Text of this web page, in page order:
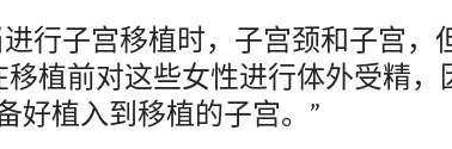
行子宫移植时，子宫颈和子宫，
移植前对这些女性进行体外受精
好植入到移植的子宫。”